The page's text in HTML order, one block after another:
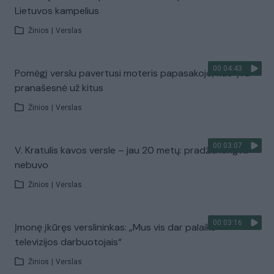
Lietuvos kampelius
Žinios Verslas
00:04:43
Pomėgį verslu pavertusi moteris papasakojo, kuo yra
pranašesnė už kitus
Žinios Verslas
00:03:07
V. Kratulis kavos versle – jau 20 metų: pradžia lengva
nebuvo
Žinios Verslas
00:03:16
Įmonę įkūręs verslininkas: „Mus vis dar palaiko
televizijos darbuotojais“
Žinios Verslas